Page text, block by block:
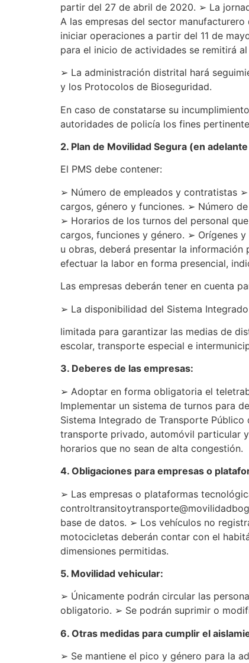
partir del 27 de abril de 2020. ➢ La
A las empresas del sector
iniciar operaciones a partir del 11 de
para el inicio de actividades se remitirá
➢ La administración distrital hará
y los Protocolos de Bioseguridad.
En caso de constatarse su
autoridades de policía los fines
2. Plan de Movilidad Segura (en adelante
El PMS debe contener:
➢ Número de empleados y contratistas
cargos, género y funciones. ➢ Número
➢ Horarios de los turnos del personal
cargos, funciones y género. ➢ Orígenes
u obras, deberá presentar la
efectuar la labor en forma presencial,
Las empresas deberán tener en cuenta
➢ La disponibilidad del Sistema
limitada para garantizar las medias de
escolar, transporte especial e
3. Deberes de las empresas:
➢ Adoptar en forma obligatoria el
Implementar un sistema de turnos para
Sistema Integrado de Transporte
transporte privado, automóvil particular
horarios que no sean de alta congestión.
4. Obligaciones para empresas o
➢ Las empresas o plataformas
base de datos. ➢ Los vehículos no
motocicletas deberán contar con el
dimensiones permitidas.
5. Movilidad vehicular:
➢ Únicamente podrán circular las
obligatorio. ➢ Se podrán suprimir o
6. Otras medidas para cumplir el
➢ Se mantiene el pico y género para la